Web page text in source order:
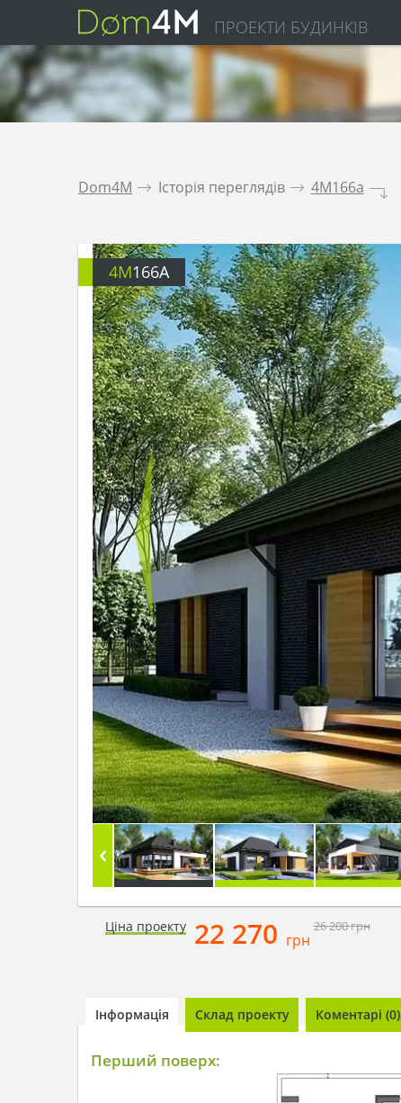
ПРОЕКТИ БУДИНКІВ
Dom4M . Історія переглядів . 4M166a .
4M166A
Ціна проекту 22 270 грн
26 200грн
Інформація Склад проекту Коментарі (0)
Перший поверх: